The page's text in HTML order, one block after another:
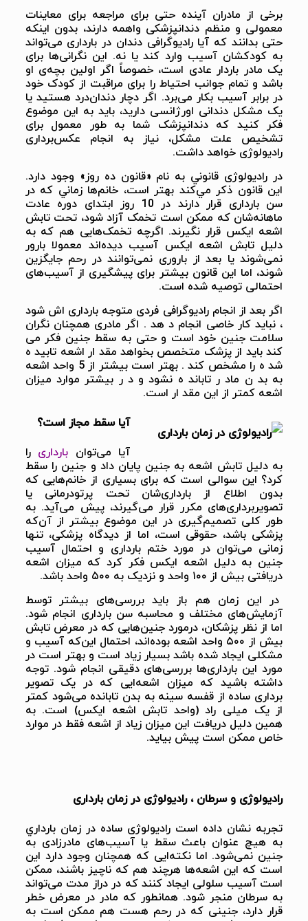
برخی از مادران آینده حتی برای مراجعه برای معاینات
معمولی و منظم دندانپزشکی واهمه دارند، بدون اینکه
حتی بدانند که آیا رادیوگرافی دندان در بارداری می‌تواند
به کودکشان آسیب وارد کند یا نه. این نگرانی‌ها برای
یک مادر باردار عادی است، خصوصاً اگر اولین بچه‌ی او
باشد و تمام جوانب احتیاط را برای مراقبت از کودک خود
در برابر آسیب بکار می‌برد. اگر دچار دندان‌درد هستید یا
یک مشکل دندانی اورژانسی دارید، باید به این موضوع
فکر کنید که دندانپزشک شما به‌ طور معمول برای
تشخیص علت مشکل، نیاز به انجام عکس‌برداری
رادیولوژی خواهد داشت.
در رادیولوژی قانوني به نام «قانون ده روز» وجود دارد.
اين قانون ذكر مي‌كند بهتر است، خانم‌ها زماني كه در
سن بارداری قرار دارند در 10 روز ابتدای دوره عادت
ماهانه‌شان که ممکن است تخمک آزاد شود، تحت تابش
اشعه ایکس قرار نگیرند. اگرچه تخمک‌هایی هم که به
دليل تابش اشعه ایکس آسیب دیده‌اند معمولا بارور
نمی‌شوند یا بعد از باروری نمی‌توانند در رحم جایگزین
شوند، اما این قانون بیشتر برای پیشگیری از آسیب‌های
احتمالی توصیه شده است.
اگر بعد از انجام رادیوگرافی فردی متوجه بارداری اش شود
، نباید کار خاصی انجام د هد . اگر مادری همچنان نگران
سلامت جنین خود است و حتی به سقط جنین فکر می
کند باید از پزشک متخصص بخواهد مقد ار اشعه تابید ه
شد ه را مشخص کند . بهتر است بیشتر از 5 واحد اشعه
به بد ن ماد ر تاباند ه نشود و د ر بیشتر موارد میزان
اشعه کمتر از این مقد ار است.
آیا سقط مجاز است؟
آیا می‌توان بارداری را
به دلیل تابش اشعه به جنین پایان داد و جنین را سقط
کرد؟ این سوالی است که برای بسیاری از خانم‌هایی که
بدون اطلاع از بارداری‌شان تحت پرتودرمانی یا
تصویربرداری‌های مکرر قرار می‌گیرند، پیش می‌آید. به
طور کلی تصمیم‌گیری در این موضوع بیشتر از آن‌که
پزشکی باشد، حقوقی است، اما از دیدگاه پزشکی، تنها
زمانی می‌توان در مورد ختم بارداری و احتمال آسیب
جنین به دلیل اشعه ایکس فکر کرد که میزان اشعه
دریافتی بیش از ۱۰۰ واحد و نزدیک به ۵۰۰ واحد باشد.
در این زمان هم باز باید بررسی‌های بیشتر توسط
آزمایش‌های مختلف و محاسبه سن بارداری انجام شود.
اما از نظر پزشکان، درمورد جنین‌هایی که در معرض تابش
بیش از ۵۰۰ واحد اشعه بوده‌اند، احتمال این‌که آسیب و
مشکلی ایجاد شده باشد بسیار زیاد است و بهتر است در
مورد این بارداری‌ها بررسی‌های دقیقی انجام شود. توجه
داشته باشید که میزان اشعه‌ایی که در یک تصویر
برداری ساده از قفسه سینه به بدن تابانده می‌شود کمتر
از یک میلی راد (واحد تابش اشعه ایکس) است. به
همین دلیل دریافت این میزان زیاد از اشعه فقط در موارد
خاص ممکن است پیش بیاید.
رادیولوژی و سرطان ، رادیولوژی در زمانبارداری
تجربه نشان داده است رادیولوژی ساده در زمان بارداري
به هیچ عنوان باعث سقط یا آسیب‌های مادرزادی به
جنین نمی‌شود. اما نکته‌ایی که همچنان وجود دارد این
است که این اشعه‌ها هرچند هم که ناچیز باشند، ممکن
است آسیب سلولی ایجاد کنند که در دراز مدت می‌تواند
به سرطان منجر شود. همانطور که مادر در معرض خطر
قرار دارد، جنینی که در رحم هست هم ممکن است به